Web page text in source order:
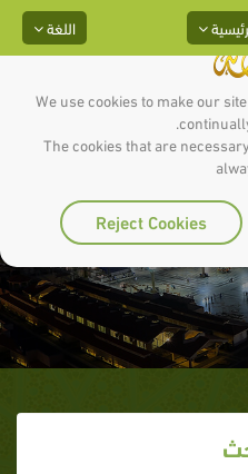
We use cookies to make our
The cookies that are
Reject Cookies
اللغة